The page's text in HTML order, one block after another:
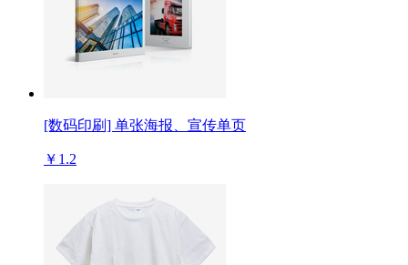
[数码印刷] 单张海报、宣传单页
￥1.2